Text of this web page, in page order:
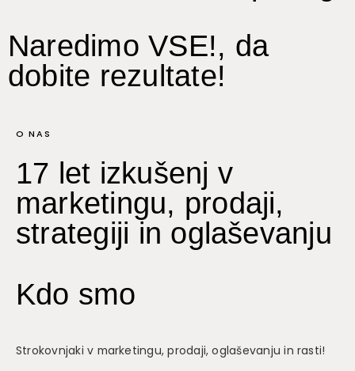
Naredimo VSE!, da
dobite rezultate!
O NAS
17 let izkušenj v
marketingu, prodaji,
strategiji in oglaševanju
Kdo smo
Strokovnjaki v marketingu, prodaji, oglaševanju in rasti!